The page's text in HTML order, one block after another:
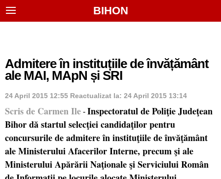
BIHON
Admitere în instituțiile de învățământ
ale MAI, MApN și SRI
24 April 2015 12:55 Reactualizat la: 24 April 2015 13:14
Scris de Carmen Ile - Inspectoratul de Poliţie Judeţean
Bihor dă startul selecţiei candidaţilor pentru
concursurile de admitere în instituţiile de învăţământ
ale Ministerului Afacerilor Interne, precum şi ale
Ministerului Apărării Naţionale şi Serviciului Român